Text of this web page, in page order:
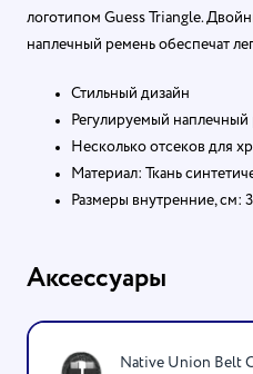
логотипом Guess Triangle.
наплечный ремень обеспечат
Стильный дизайн
Регулируемый наплечный
Несколько отсеков для
Материал: Ткань
Размеры внутренние, см:
Аксессуары
Native Union Belt